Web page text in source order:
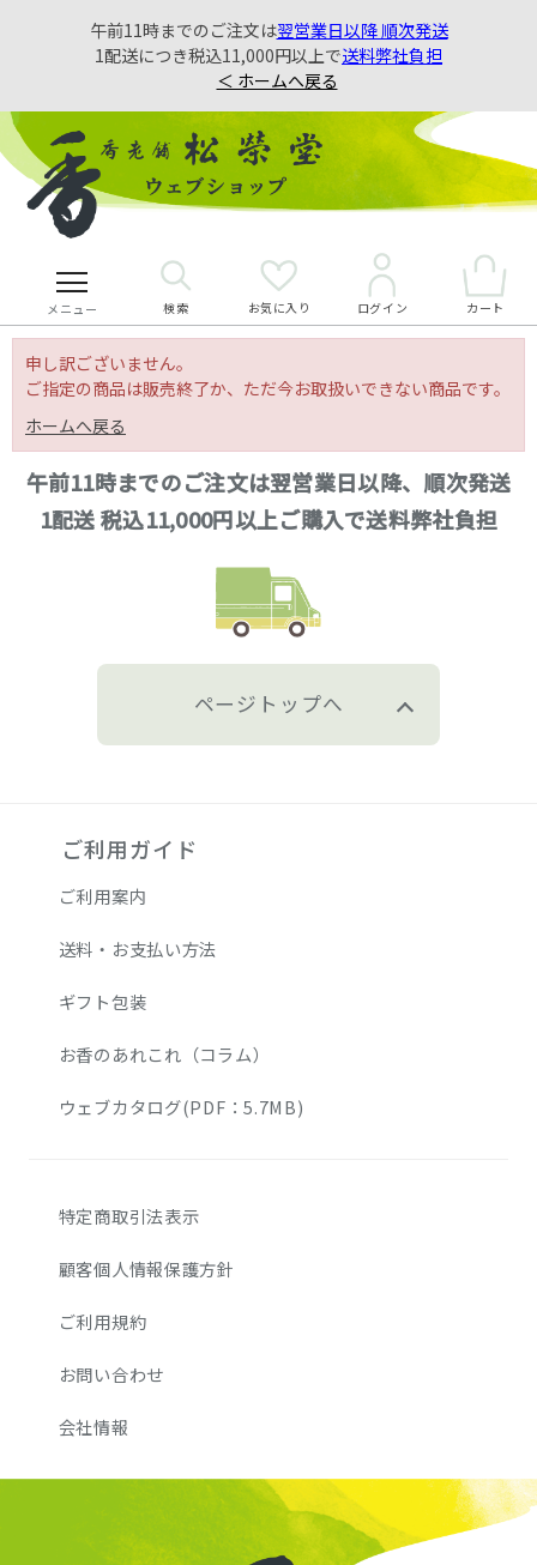
午前11時までのご注文は翌営業日以降 順次発送
1配送につき税込11,000円以上で送料弊社負担
＜ ホームへ戻る
メニュー 検索 お気に入り ログイン カート
申し訳ございません。
ご指定の商品は販売終了か、ただ今お取扱いできない商品です。
ホームへ戻る
午前11時までのご注文は翌営業日以降、順次発送
1配送 税込11,000円以上ご購入で送料弊社負担
ページトップへ
ご利用ガイド
ご利用案内
送料・お支払い方法
ギフト包装
お香のあれこれ（コラム）
ウェブカタログ(PDF：5.7MB)
特定商取引法表示
顧客個人情報保護方針
ご利用規約
お問い合わせ
会社情報